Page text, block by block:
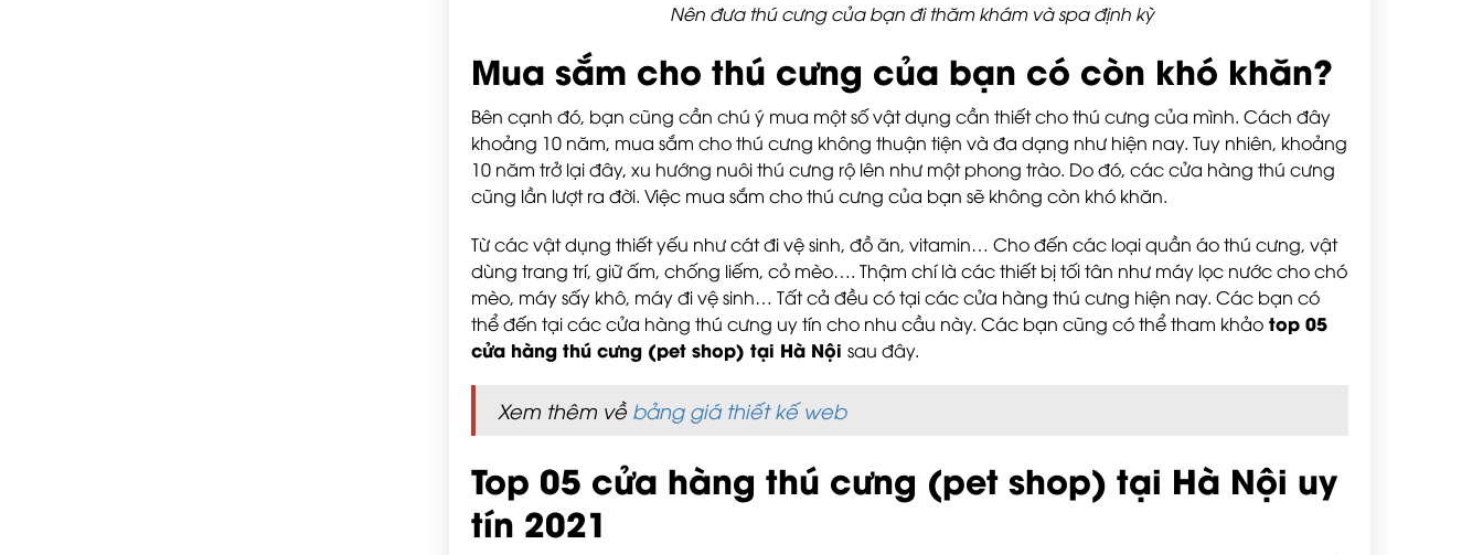
Nên đưa thú cưng của bạn đi thăm khám và spa định kỳ
Mua sắm cho thú cưng của bạn có còn khó khăn?
Bên cạnh đó, bạn cũng cần chú ý mua một số vật dụng cần thiết cho thú cưng của mình. Cách đây
khoảng 10 năm, mua sắm cho thú cưng không thuận tiện và đa dạng như hiện nay. Tuy nhiên, khoảng
10 năm trở lại đây, xu hướng nuôi thú cưng rộ lên như một phong trào. Do đó, các cửa hàng thú cưng
cũng lần lượt ra đời. Việc mua sắm cho thú cưng của bạn sẽ không còn khó khăn.
Từ các vật dụng thiết yếu như cát đi vệ sinh, đồ ăn, vitamin… Cho đến các loại quần áo thú cưng, vật
dùng trang trí, giữ ấm, chống liếm, cỏ mèo…. Thậm chí là các thiết bị tối tân như máy lọc nước cho chó
mèo, máy sấy khô, máy đi vệ sinh… Tất cả đều có tại các cửa hàng thú cưng hiện nay. Các bạn có
thể đến tại các cửa hàng thú cưng uy tín cho nhu cầu này. Các bạn cũng có thể tham khảo top 05
cửa hàng thú cưng (pet shop) tại Hà Nội sau đây.
Xem thêm về bảng giá thiết kế web
Top 05 cửa hàng thú cưng (pet shop) tại Hà Nội uy
tín 2021